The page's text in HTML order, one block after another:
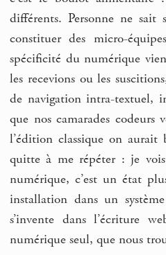
différents. Personne ne sait
constituer des micro-
spécificité du numérique
les recevions ou les
de navigation intra-textuel,
que nos camarades
l’édition classique on
quitte à me répéter : je
numérique, c’est un état
installation dans un
s’invente dans l’écriture
numérique seul, que nous